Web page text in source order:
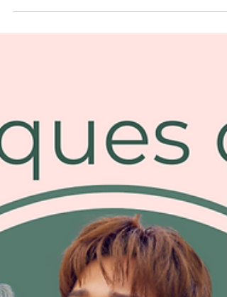
termine de dénicher les pépites de la